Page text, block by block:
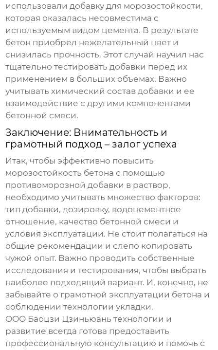
использовалидобавку для морозостойкости,
которая оказалась несовместима с
используемым видом цемента. В результате
бетон приобрел нежелательный цвет и
снизилась прочность. Этот случай научил нас
тщательно тестировать добавки перед их
применением в больших объемах. Важно
учитывать химический состав добавки и ее
взаимодействие с другими компонентами
бетонной смеси.
Заключение: Внимательность и
грамотный подход – залог успеха
Итак, чтобы эффективно повысить
морозостойкость бетона с помощью
противоморозной добавки в раствор,
необходимо учитывать множество факторов:
тип добавки, дозировку, водоцементное
отношение, качество бетонной смеси и
условия эксплуатации. Не стоит полагаться на
общие рекомендации и слепо копировать
чужой опыт. Важно проводить собственные
исследования и тестирования, чтобы выбрать
наиболее подходящий вариант. И, конечно, не
забывайте о грамотной эксплуатации бетона и
соблюдении технологии укладки.
ООО Баоцзи Цзиньюань технологии и
развитие всегда готова предоставить
профессиональную консультацию и помочь с